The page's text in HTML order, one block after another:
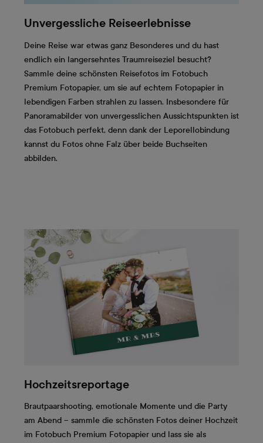
Unvergessliche Reiseerlebnisse
Deine Reise war etwas ganz Besonderes und du hast
endlich ein langersehntes Traumreiseziel besucht?
Sammle deine schönsten Reisefotos im Fotobuch
Premium Fotopapier, um sie auf echtem Fotopapier in
lebendigen Farben strahlen zu lassen. Insbesondere für
Panoramabilder von unvergesslichen Aussichtspunkten ist
das Fotobuch perfekt, denn dank der Leporellobindung
kannst du Fotos ohne Falz über beide Buchseiten
abbilden.
Hochzeitsreportage
Brautpaarshooting, emotionale Momente und die Party
am Abend – sammle die schönsten Fotos deiner Hochzeit
im Fotobuch Premium Fotopapier und lass sie als